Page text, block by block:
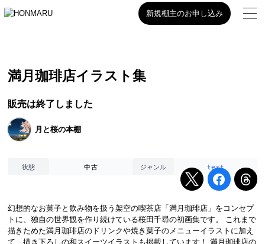
新規棚主のお申し込み
満月珈琲店イラスト集
販売は終了しました
月と桜の本棚
状態 中古 ジャンル test
幻想的なお菓子と飲み物を扱う架空の喫茶店「満月珈琲店」をコンセプ
トに、独自の世界観を作り続けている桜田千尋の初画集です。 これまで
描きためた満月珈琲店のドリンクや焼き菓子のメニューイラストに加え
て、描き下ろしの和スイーツイラストも掲載しています！ 満月珈琲店の